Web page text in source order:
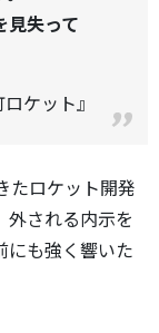
見失って
ケット』
たロケット開発
外される内示を
にも強く響いた